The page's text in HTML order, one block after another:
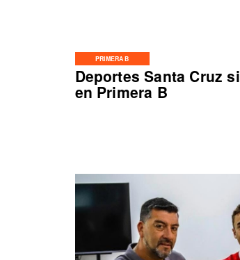
PRIMERA B
Deportes Santa Cruz
en Primera B